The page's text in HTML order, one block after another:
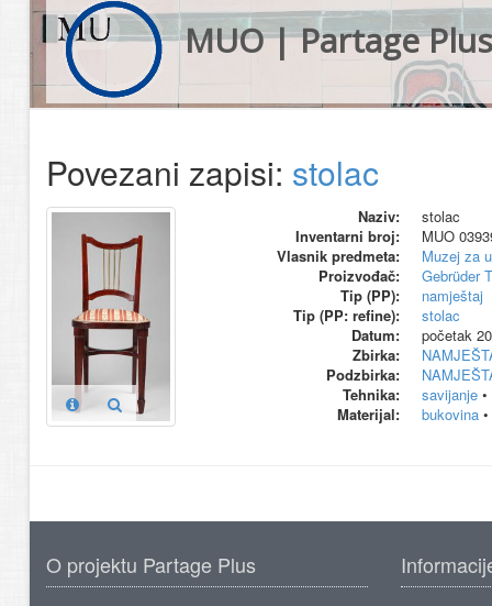
MUO | Partage Plus
Povezani zapisi: stolac
Naziv:
stolac
Inventarni broj:
MUO
Vlasnik predmeta:
Muzej za
Proizvođač:
Gebrüder
Tip (PP):
namještaj
Tip (PP: refine):
stolac
Datum:
početak
Zbirka:
Podzbirka:
Tehnika:
savijanje•
Materijal:
bukovina•
O projektu Partage Plus